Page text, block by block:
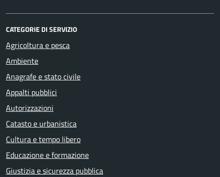
CATEGORIE DI SERVIZIO
Agricoltura e pesca
Ambiente
Anagrafe e stato civile
Appalti pubblici
Autorizzazioni
Catasto e urbanistica
Cultura e tempo libero
Educazione e formazione
Giustizia e sicurezza pubblica